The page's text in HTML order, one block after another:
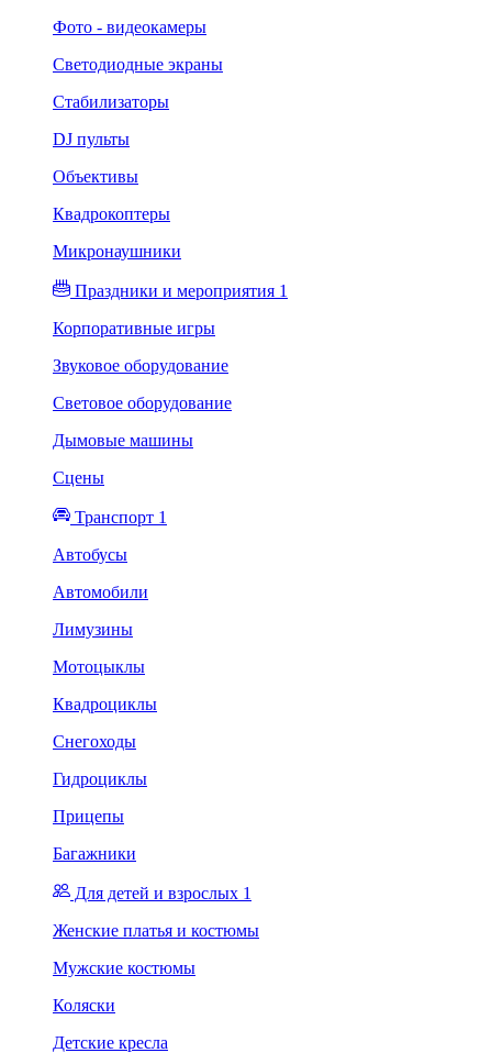
Фото - видеокамеры
Светодиодные экраны
Стабилизаторы
DJ пульты
Объективы
Квадрокоптеры
Микронаушники
Праздники и мероприятия 1
Корпоративные игры
Звуковое оборудование
Световое оборудование
Дымовые машины
Сцены
Транспорт 1
Автобусы
Автомобили
Лимузины
Мотоцыклы
Квадроциклы
Снегоходы
Гидроциклы
Прицепы
Багажники
Для детей и взрослых 1
Женские платья и костюмы
Мужские костюмы
Коляски
Детские кресла